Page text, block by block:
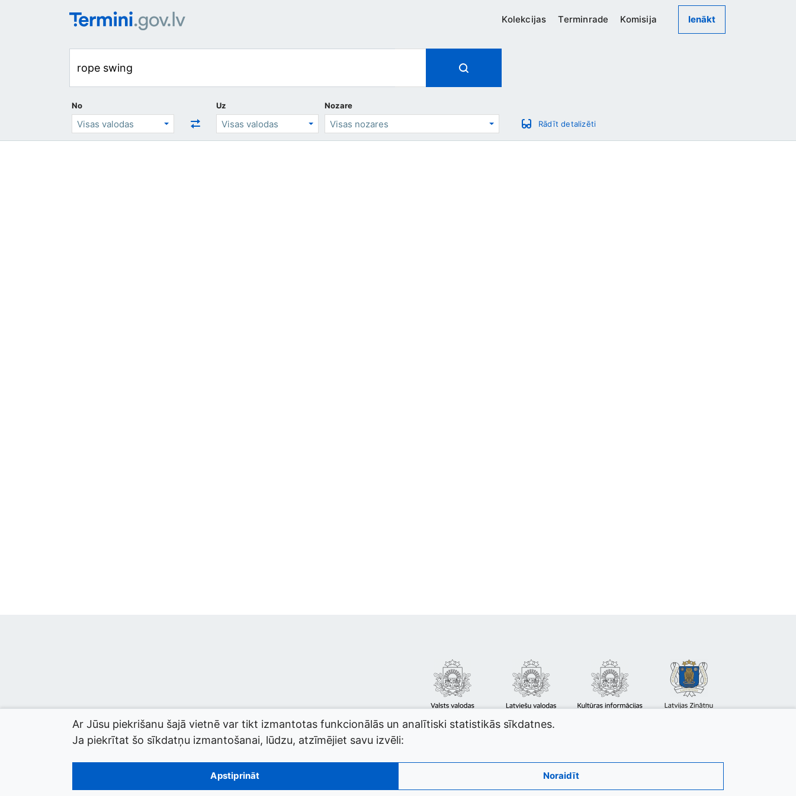
Kolekcijas Terminrade Komisija Ienākt
No Uz
Nozare
Rādīt detalizēti
© 2026 termini.gov.lv. Izstrādātājs:
Ar Jūsu piekrišanu šajā vietnē var tikt izmantotas funkcionālās un analītiski statistikās sīkdatnes.
Ja piekrītat šo sīkdatņu izmantošanai, lūdzu, atzīmējiet savu izvēli:
Apstiprināt Noraidīt